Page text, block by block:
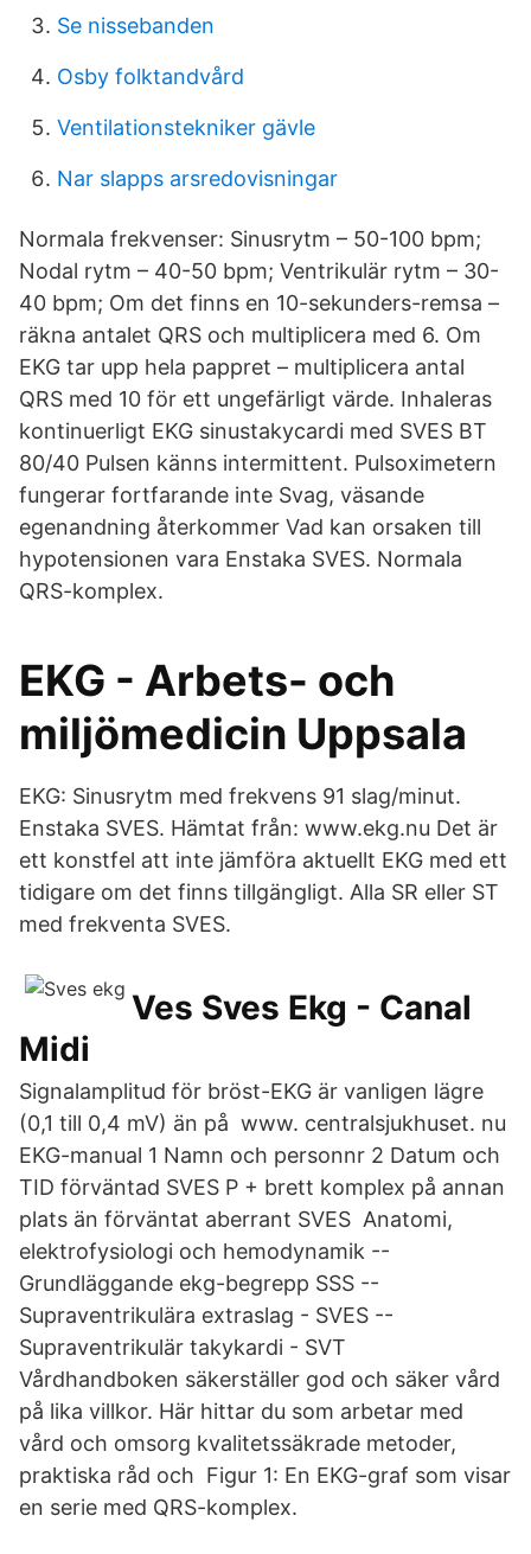
Se nissebanden
Osby folktandvård
Ventilationstekniker gävle
Nar slapps arsredovisningar
Normala frekvenser: Sinusrytm – 50-100 bpm;
Nodal rytm – 40-50 bpm; Ventrikulär rytm – 30-
40 bpm; Om det finns en 10-sekunders-remsa –
räkna antalet QRS och multiplicera med 6. Om
EKG tar upp hela pappret – multiplicera antal
QRS med 10 för ett ungefärligt värde. Inhaleras
kontinuerligt EKG sinustakycardi med SVES BT
80/40 Pulsen känns intermittent. Pulsoximetern
fungerar fortfarande inte Svag, väsande
egenandning återkommer Vad kan orsaken till
hypotensionen vara Enstaka SVES. Normala
QRS-komplex.
EKG - Arbets- och
miljömedicin Uppsala
EKG: Sinusrytm med frekvens 91 slag/minut.
Enstaka SVES. Hämtat från: www.ekg.nu Det är
ett konstfel att inte jämföra aktuellt EKG med ett
tidigare om det finns tillgängligt. Alla SR eller ST
med frekventa SVES.
Ves Sves Ekg - Canal
Midi
Signalamplitud för bröst-EKG är vanligen lägre
(0,1 till 0,4 mV) än på www. centralsjukhuset. nu
EKG-manual 1 Namn och personnr 2 Datum och
TID förväntad SVES P + brett komplex på annan
plats än förväntat aberrant SVES Anatomi,
elektrofysiologi och hemodynamik --
Grundläggande ekg-begrepp SSS --
Supraventrikulära extraslag - SVES --
Supraventrikulär takykardi - SVT
Vårdhandboken säkerställer god och säker vård
på lika villkor. Här hittar du som arbetar med
vård och omsorg kvalitetssäkrade metoder,
praktiska råd och Figur 1: En EKG-graf som visar
en serie med QRS-komplex.